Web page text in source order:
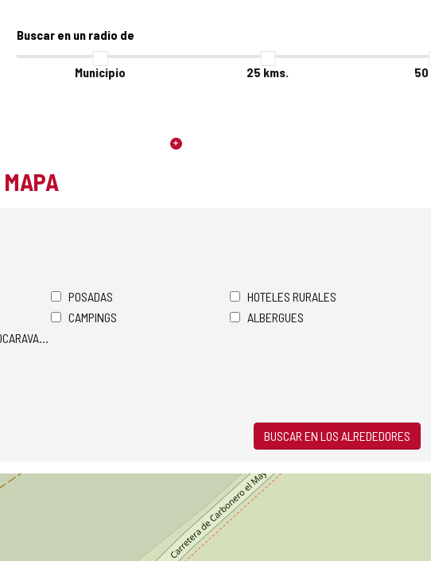
Buscar en un radio de
Municipio 25 kms. 50
POSADAS
HOTELES RURALES
CAMPINGS
ALBERGUES
BUSCAR EN LOS ALREDEDORES